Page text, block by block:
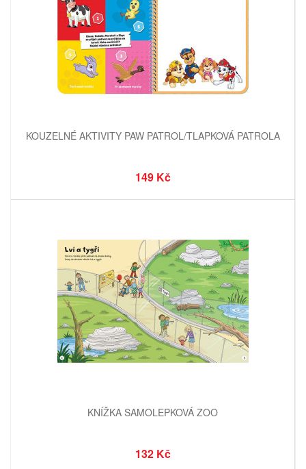
KOUZELNÉ AKTIVITY PAW PATROL/TLAPKOVÁ PATROLA
149 Kč
KNÍŽKA SAMOLEPKOVÁ ZOO
132 Kč